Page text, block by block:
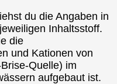
du die Angaben in
Inhaltsstoff.
die
und Kationen von
Quelle) im
aufgebaut ist.